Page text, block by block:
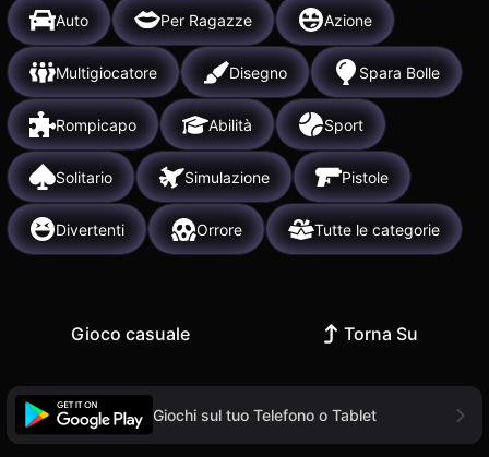
Auto Per Ragazze Azione
Multigiocatore Disegno Spara Bolle
Rompicapo Abilità Sport
Solitario Simulazione Pistole
Divertenti Orrore Tutte le categorie
Gioco casuale Torna Su
Giochi sul tuo Telefono o Tablet